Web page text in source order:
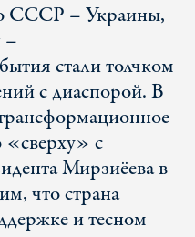
СССР – Украины,
–
стали толчком
с диаспорой. В
с
Мирзиёева в
что страна
и тесном